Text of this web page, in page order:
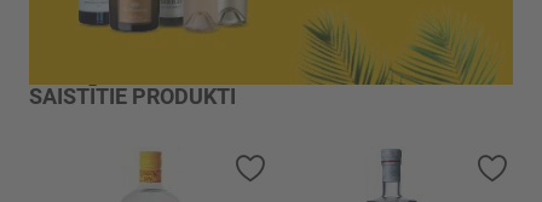
SAISTĪTIE PRODUKTI
Pievienot vēlmju sarakstam